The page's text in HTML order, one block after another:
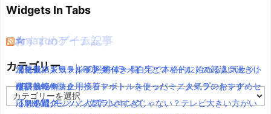
Widgets In Tabs
おすすめゲーム記事
【モンハンワールド】キャラメイクとフィールドの顔違い過ぎ(;
´Д｀)www
【MHW】モンハン文字小さすぎじゃない？テレビ大きい方がい
Amazonアイテム
水耕栽培キット|LED照明付き！自宅で本格的に始める人気セット
水耕栽培キット｜ペットボトルを使ったミニタイプのおすすめセ
ットを紹介
☆
ニンテンドースイッチ 本体 一覧
使い捨てマスク
☆
消化器／人気ランキング
耐震・転倒防止用接着マット・ストッパー／人気ランキング
応急処置グッツ／人気ランキング
☆
カテゴリー
テ